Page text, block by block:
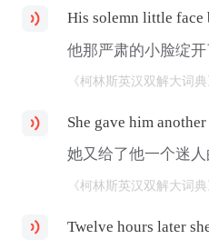
His solemn little
他那严肃的小脸绽开
《柯林斯英汉双解大词典
She gave him
她又给了他一个迷人
《柯林斯英汉双解大词典
Twelve hours later